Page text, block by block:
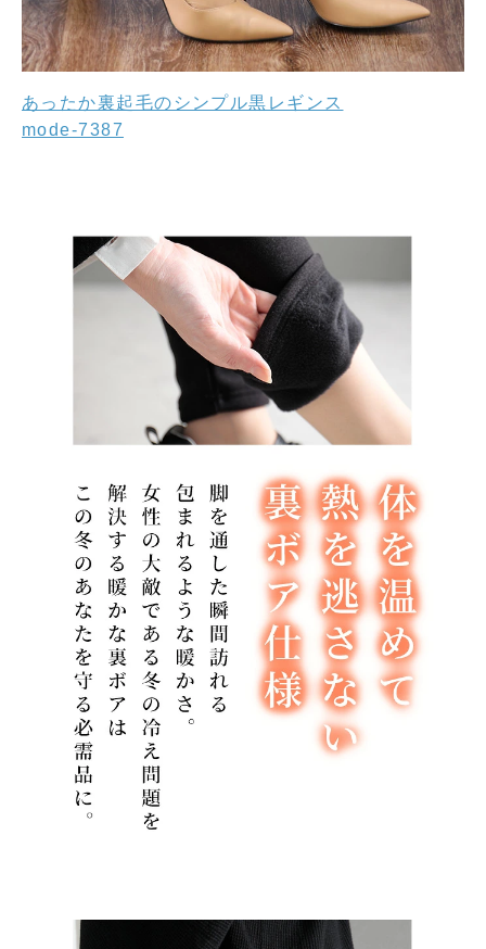
あったか裏起毛のシンプル黒レギンス
mode-7387